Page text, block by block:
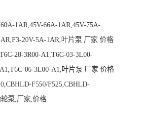
1AR,45V-66A-1AR,45V-75A-
20V-5A-1AR,叶片泵 厂家 价格
28-3R00-A1,T6C-03-3L00-
06-3L00-A1,叶片泵 厂家 价格
F550/F525,CBHLD-
轮泵,厂家,价格